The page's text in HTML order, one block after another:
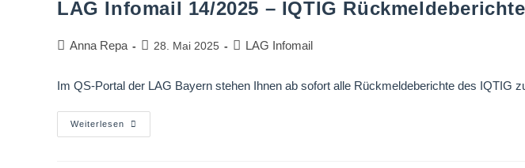
LAG Infomail 14/2025 – IQTIG
Anna Repa 28. Mai 2025 LAG Infomail
Im QS-Portal der LAG Bayern stehen Ihnen ab sofort alle Rückmeldeberichte des IQTIG
Weiterlesen